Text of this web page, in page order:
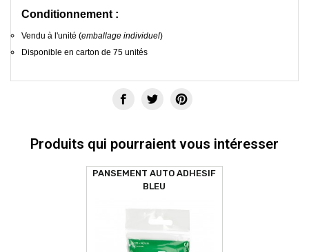
Conditionnement :
Vendu à l'unité (emballage individuel)
Disponible en carton de 75 unités
Produits qui pourraient vous intéresser
PANSEMENT AUTO ADHESIF
BLEU